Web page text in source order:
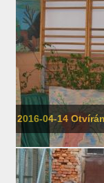
2016-04-14